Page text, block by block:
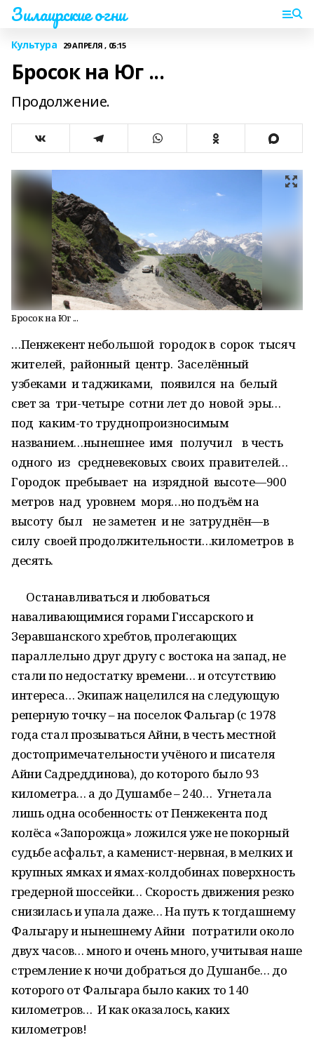
Зилаирские огни
Культура 29 АПРЕЛЯ , 05:15
Бросок на Юг ...
Продолжение.
Бросок на Юг ...
…Пенжекент небольшой городок в сорок тысяч
жителей, районный центр. Заселённый
узбеками и таджиками, появился на белый
свет за три-четыре сотни лет до новой эры…
под каким-то труднопроизносимым
названием…нынешнее имя получил в честь
одного из средневековых своих правителей…
Городок пребывает на изрядной высоте—900
метров над уровнем моря…но подъём на
высоту был не заметен и не затруднён—в
силу своей продолжительности…километров в
десять.
Останавливаться и любоваться
наваливающимися горами Гиссарского и
Зеравшанского хребтов, пролегающих
параллельно друг другу с востока на запад, не
стали по недостатку времени… и отсутствию
интереса… Экипаж нацелился на следующую
реперную точку – на поселок Фальгар (с 1978
года стал прозываться Айни, в честь местной
достопримечательности учёного и писателя
Айни Садреддинова), до которого было 93
километра… а до Душамбе – 240… Угнетала
лишь одна особенность: от Пенжекента под
колёса «Запорожца» ложился уже не покорный
судьбе асфальт, а каменист-нервная, в мелких и
крупных ямках и ямах-колдобинах поверхность
гредерной шоссейки… Скорость движения резко
снизилась и упала даже… На путь к тогдашнему
Фальгару и нынешнему Айни потратили около
двух часов… много и очень много, учитывая наше
стремление к ночи добраться до Душанбе… до
которого от Фальгара было каких то 140
километров… И как оказалось, каких
километров!